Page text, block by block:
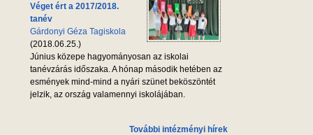
Véget ért a 2017/2018.
tanév
Gárdonyi Géza Tagiskola
(2018.06.25.)
Június közepe hagyományosan az iskolai
tanévzárás időszaka. A hónap második hetében az
esmények mind-mind a nyári szünet beköszöntét
jelzik, az ország valamennyi iskolájában.
További intézményi hírek